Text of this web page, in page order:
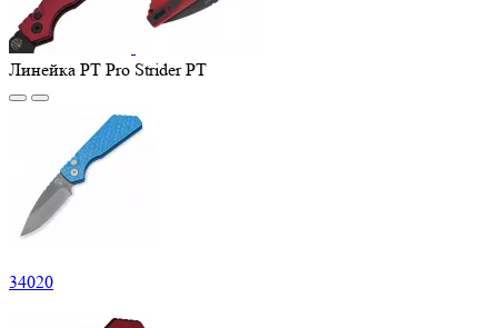
Линейка PT Pro Strider PT
34020